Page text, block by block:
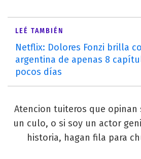
LEÉ TAMBIÉN
Netflix: Dolores Fonzi brilla
argentina de apenas 8
pocos días
Atencion tuiteros que opinan
un culo, o si soy un actor
historia, hagan fila para